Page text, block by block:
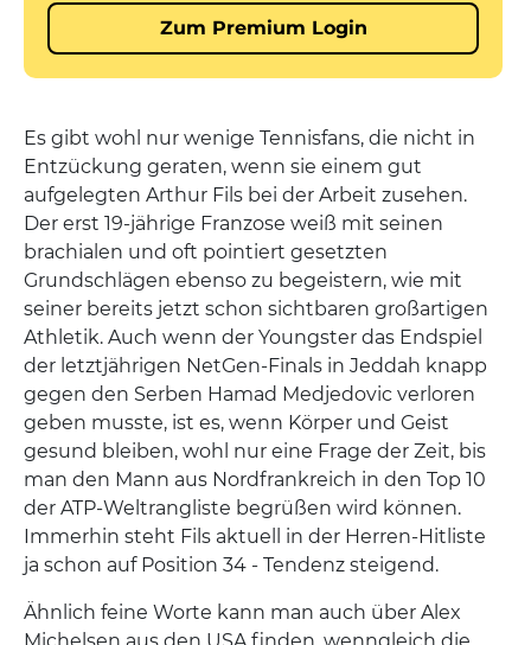
Es gibt wohl nur wenige Tennisfans, die nicht in
Entzückung geraten, wenn sie einem gut
aufgelegten Arthur Fils bei der Arbeit zusehen.
Der erst 19-jährige Franzose weiß mit seinen
brachialen und oft pointiert gesetzten
Grundschlägen ebenso zu begeistern, wie mit
seiner bereits jetzt schon sichtbaren großartigen
Athletik. Auch wenn der Youngster das Endspiel
der letztjährigen NetGen-Finals in Jeddah knapp
gegen den Serben Hamad Medjedovic verloren
geben musste, ist es, wenn Körper und Geist
gesund bleiben, wohl nur eine Frage der Zeit, bis
man den Mann aus Nordfrankreich in den Top 10
der ATP-Weltrangliste begrüßen wird können.
Immerhin steht Fils aktuell in der Herren-Hitliste
ja schon auf Position 34 - Tendenz steigend.
Ähnlich feine Worte kann man auch über Alex